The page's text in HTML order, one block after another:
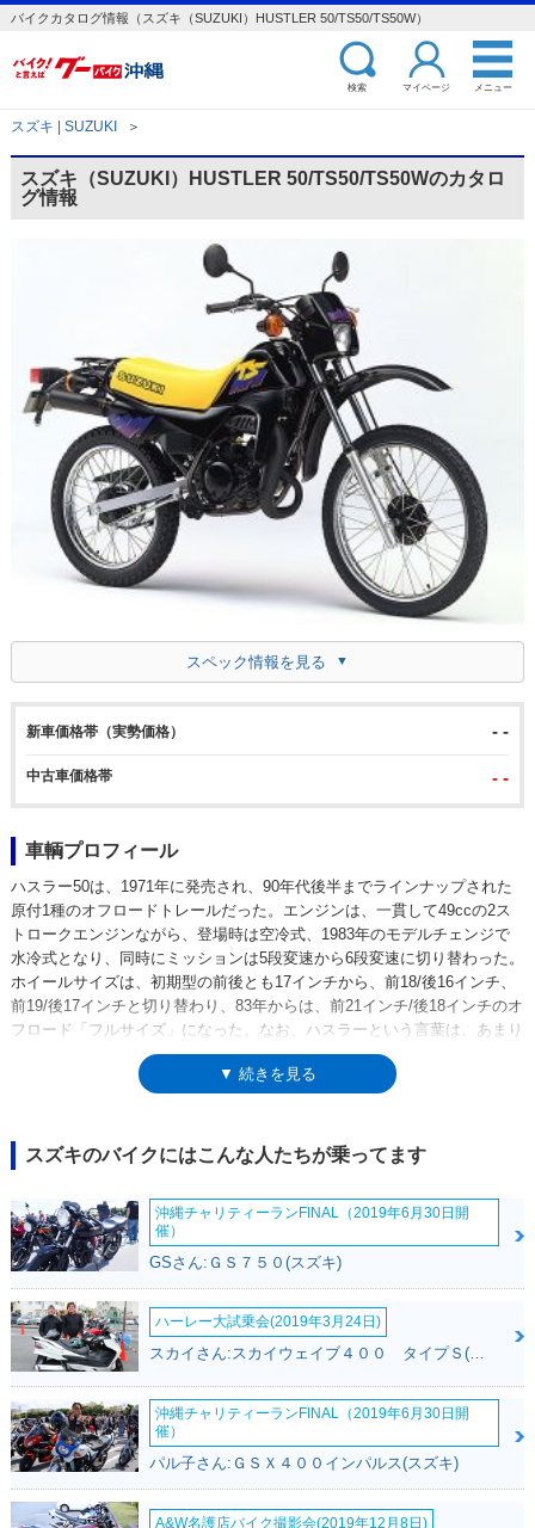
バイクカタログ情報（スズキ（SUZUKI）HUSTLER 50/TS50/TS50W）
検索 マイページ メニュー
スズキ | SUZUKI ＞
スズキ（SUZUKI）HUSTLER 50/TS50/TS50Wのカタロ
グ情報
スペック情報を見る
新車価格帯（実勢価格） - -
中古車価格帯 - -
車輌プロフィール
ハスラー50は、1971年に発売され、90年代後半までラインナップされた
原付1種のオフロードトレールだった。エンジンは、一貫して49ccの2ス
トロークエンジンながら、登場時は空冷式、1983年のモデルチェンジで
水冷式となり、同時にミッションは5段変速から6段変速に切り替わった。
ホイールサイズは、初期型の前後とも17インチから、前18/後16インチ、
前19/後17インチと切り替わり、83年からは、前21インチ/後18インチのオ
フロード「フルサイズ」になった。なお、ハスラーという言葉は、あまり
いい意味で使われるものではない（ギャンブラー）。スズキは「バンディ
ット（山賊）」や「デスペラード（無法者）」のような、やはりいい意味
の由来には、「あらゆる事に行動的に取り組み、俊敏に行動する人という
イメージで、このクルマと重ね合わせました」とあった。ギャンブラーと
はかなりかけ離れたイメージだが、21世紀に「ギャンブラーです」は通用
しなかったはず。
▼ 続きを見る
スズキのバイクにはこんな人たちが乗ってます
沖縄チャリティーランFINAL（2019年6月30日開
催）
GSさん:ＧＳ７５０(スズキ)
ハーレー大試乗会(2019年3月24日)
スカイさん:スカイウェイブ４００ タイプＳ(スズキ)
沖縄チャリティーランFINAL（2019年6月30日開
催）
パル子さん:ＧＳＸ４００インパルス(スズキ)
A&W名護店バイク撮影会(2019年12月8日)